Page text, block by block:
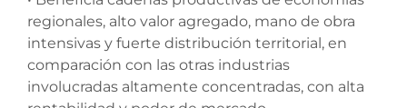
regionales, alto valor agregado, mano de obra
intensivas y fuerte distribución territorial, en
comparación con las otras industrias
involucradas altamente concentradas, con alta